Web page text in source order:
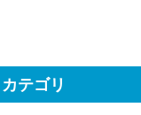
カテゴリ